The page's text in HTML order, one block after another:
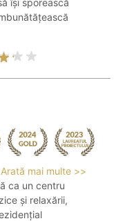
își sporească
Arată mai multe >>
ca un centru
și relaxării,